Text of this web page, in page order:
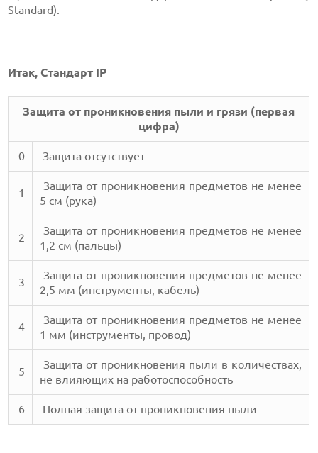
Standard).
Итак, Стандарт IP
Защита от проникновения пыли и грязи (первая
цифра)
0 Защита отсутствует
1
Защита от проникновения предметов не менее
5 см (рука)
2
Защита от проникновения предметов не менее
1,2 см (пальцы)
3
Защита от проникновения предметов не менее
2,5 мм (инструменты, кабель)
4
Защита от проникновения предметов не менее
1 мм (инструменты, провод)
5
Защита от проникновения пыли в количествах,
не влияющих на работоспособность
6 Полная защита от проникновения пыли